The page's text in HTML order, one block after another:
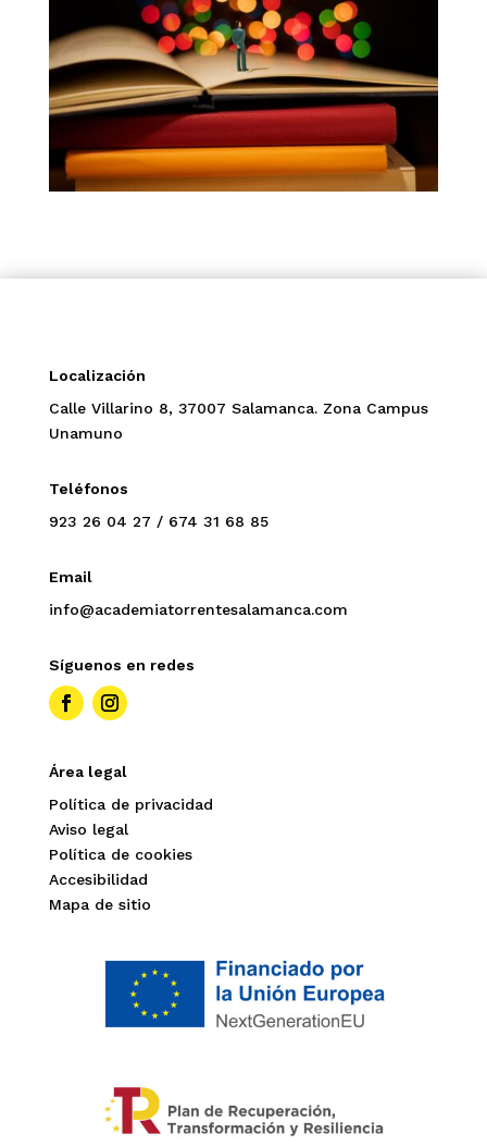
Localización
Calle Villarino 8, 37007 Salamanca. Zona Campus
Unamuno
Teléfonos
923 26 04 27 / 674 31 68 85
Email
info@academiatorrentesalamanca.com
Síguenos en redes
Área legal
Política de privacidad
Aviso legal
Política de cookies
Accesibilidad
Mapa de sitio